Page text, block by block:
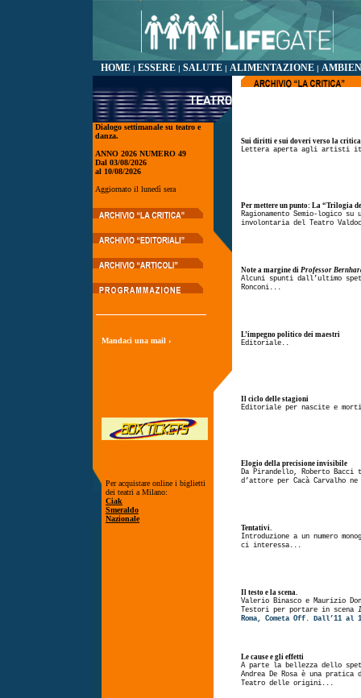
HOME | ESSERE | SALUTE | ALIMENTAZIONE |
Dialogo settimanale su teatro e
danza.
ANNO 2026 NUMERO 49
Dal 03/08/2026
al 10/08/2026
Aggiornato il lunedì sera
Mandaci una mail ›
Per acquistare online i biglietti
dei teatri a Milano:
Ciak
Smeraldo
Nazionale
Sui diritti e sui doveri verso la
Lettera aperta agli artisti
Per mettere un punto: La “Trilogia
Ragionamento Semio-logico
involontaria del Teatro
Note a margine di Professor
Alcuni spunti dall’ultimo
Ronconi...
L’impegno politico dei maestri
Editoriale..
Il ciclo delle stagioni
Editoriale per nascite e
Elogio della precisione invisibile
Da Pirandello, Roberto Bacci
d’attore per Cacà Carvalho ne
Tentativi.
Introduzione a un numero
ci interessa...
Il testo e la scena.
Valerio Binasco e Maurizio
Testori per portare in scena
Roma, Cometa Off. Dall’11
Le cause e gli effetti
A parte la bellezza dello
Andrea De Rosa è una pratica
Teatro delle origini...